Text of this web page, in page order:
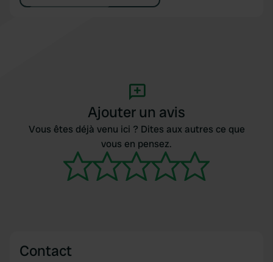
Ajouter un avis
Vous êtes déjà venu ici ? Dites aux autres ce que
vous en pensez.
Contact